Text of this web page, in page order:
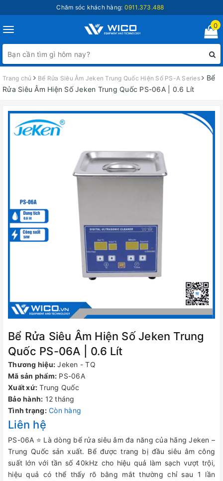
Chăm sóc khách hàng: 0911.373.488
Toggle
navigation
0
Trang chủ Bể Rửa Siêu Âm Jeken Trung Quốc Hiện Số PS-A Series
Bể
Rửa Siêu Âm Hiện Số Jeken Trung Quốc PS-06A | 0.6 Lít
Bể Rửa Siêu Âm Hiện Số Jeken Trung
Quốc PS-06A | 0.6 Lít
Thương hiệu: Jeken - TQ
Mã sản phẩm: PS-06A
Xuất xứ: Trung Quốc
Bảo hành: 12 tháng
Tình trạng: Còn hàng
Liên hệ
PS-06A ⭐ Là dòng bể rửa siêu âm đa năng của hãng Jeken –
Trung Quốc sản xuất. Bể được trang bị đầu siêu âm công
suất lớn với tần số 40kHz cho hiệu quả làm sạch vượt trội,
hiệu quả có thể thấy rõ bằng mắt thường chỉ sau 1 lần